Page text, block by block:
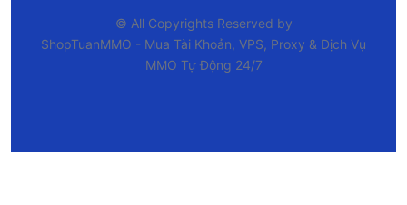
© All Copyrights Reserved by
ShopTuanMMO - Mua Tài Khoản, VPS, Proxy & Dịch Vụ
MMO Tự Động 24/7